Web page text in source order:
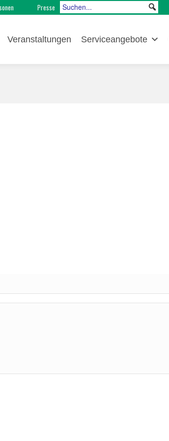
Presse
Veranstaltungen Serviceangebote